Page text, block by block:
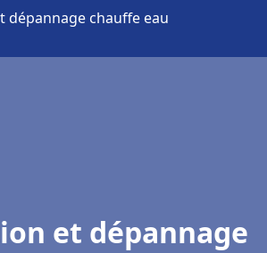
dépannage chauffe eau
et dépannage